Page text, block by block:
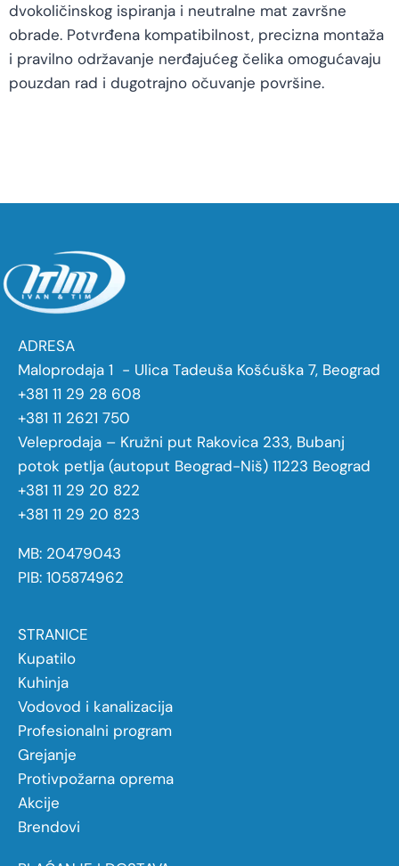
dvokoličinskog ispiranja i neutralne mat završne
obrade. Potvrđena kompatibilnost, precizna montaža
i pravilno održavanje nerđajućeg čelika omogućavaju
pouzdan rad i dugotrajno očuvanje površine.
ADRESA
Maloprodaja 1 - Ulica Tadeuša Košćuška 7, Beograd
+381 11 29 28 608
+381 11 2621 750
Veleprodaja – Kružni put Rakovica 233, Bubanj
potok petlja (autoput Beograd-Niš) 11223 Beograd
+381 11 29 20 822
+381 11 29 20 823
MB: 20479043
PIB: 105874962
STRANICE
Kupatilo
Kuhinja
Vodovod i kanalizacija
Profesionalni program
Grejanje
Protivpožarna oprema
Akcije
Brendovi